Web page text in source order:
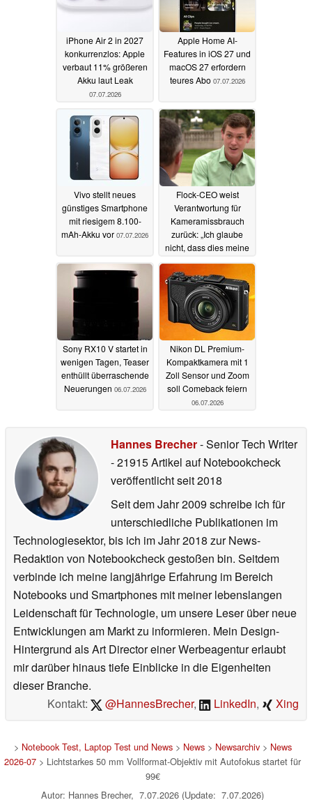
iPhone Air 2 in 2027
konkurrenzlos: Apple
verbaut 11% größeren
Akku laut Leak
07.07.2026
Apple Home AI-
Features in iOS 27 und
macOS 27 erfordern
teures Abo 07.07.2026
Vivo stellt neues
günstiges Smartphone
mit riesigem 8.100-
mAh-Akku vor 07.07.2026
Flock-CEO weist
Verantwortung für
Kameramissbrauch
zurück: „Ich glaube
nicht, dass dies meine
07.07.2026
Sony RX10 V startet in
wenigen Tagen, Teaser
enthüllt überraschende
Neuerungen 06.07.2026
Nikon DL Premium-
Kompaktkamera mit 1
Zoll Sensor und Zoom
soll Comeback feiern
06.07.2026
Hannes Brecher- Senior Tech Writer
- 21915 Artikel auf Notebookcheck
veröffentlichtseit 2018
Seit dem Jahr 2009 schreibe ich für
unterschiedliche Publikationen im
Technologiesektor, bis ich im Jahr 2018 zur News-
Redaktion von Notebookcheck gestoßen bin. Seitdem
verbinde ich meine langjährige Erfahrung im Bereich
Notebooks und Smartphones mit meiner lebenslangen
Leidenschaft für Technologie, um unsere Leser über neue
Entwicklungen am Markt zu informieren. Mein Design-
Hintergrund als Art Director einer Werbeagentur erlaubt
mir darüber hinaus tiefe Einblicke in die Eigenheiten
dieser Branche.
Kontakt:
@HannesBrecher, LinkedIn, Xing
> Notebook Test, Laptop Test und News> News> Newsarchiv> News
2026-07 > Lichtstarkes 50 mm Vollformat-Objektiv mit Autofokus startet für
99€
Autor: Hannes Brecher, 7.07.2026 (Update: 7.07.2026)